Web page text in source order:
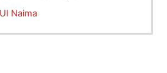
discipline médicale
comme certaines
Naima